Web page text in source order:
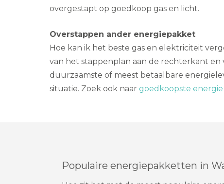
overgestapt op goedkoop gas en licht.
Overstappen ander energiepakket
Hoe kan ik het beste gas en elektriciteit
van het stappenplan aan de rechterkant en
duurzaamste of meest betaalbare
situatie. Zoek ook naar goedkoopste
Populaire energiepakketten in